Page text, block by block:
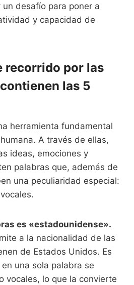
desafío para poner a
y capacidad de
recorrido por las
las 5
herramienta fundamental
A través de ellas,
ideas, emociones y
palabras que, además de
una peculiaridad especial:
es «estadounidense».
a la nacionalidad de las
de Estados Unidos. Es
una sola palabra se
vocales, lo que la convierte